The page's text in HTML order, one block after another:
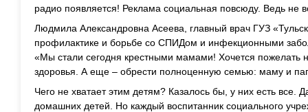
радио появляется! Реклама социальная повсюду. Ведь не
Людмила Александровна Асеева, главный врач ГУЗ
профилактике и борьбе со СПИДом и инфекционными
«Мы стали сегодня крестными мамами! Хочется пожелать
здоровья. А еще – обрести полноценную семью: маму и
Чего не хватает этим детям? Казалось бы, у них есть все.
домашних детей. Но каждый воспитанник социального